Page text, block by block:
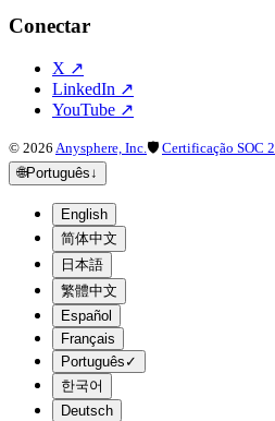
Conectar
X ↗
LinkedIn ↗
YouTube ↗
© 2026 Anysphere, Inc.🛡 Certificação SOC 2
🌐Português↓
English
简体中文
日本語
繁體中文
Español
Français
Português ✓
한국어
Deutsch